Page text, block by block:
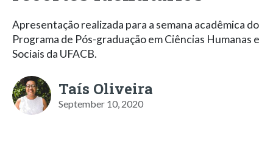
Apresentação realizada para a semana acadêmica do
Programa de Pós-graduação em Ciências Humanas e
Sociais da UFACB.
Taís Oliveira
September 10, 2020